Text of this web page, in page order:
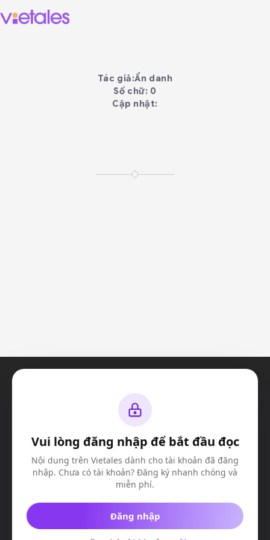
Tác giả:Ẩn danh
Số chữ: 0
Cập nhật:
Vui lòng đăng nhập để bắt đầu đọc
Nội dung trên Vietales dành cho tài khoản đã đăng
nhập. Chưa có tài khoản? Đăng ký nhanh chóng và
miễn phí.
Đăng nhập
© Vietales 2023. All Rights Reserved
Công ty TNHH truyền thông và giải trí VIE-X
MSDN:​ 0317508603
Địa chỉ:Căn K4, Nhà số 9, Đường D13, Khu Valora Fuji, Phường Phước
Long B